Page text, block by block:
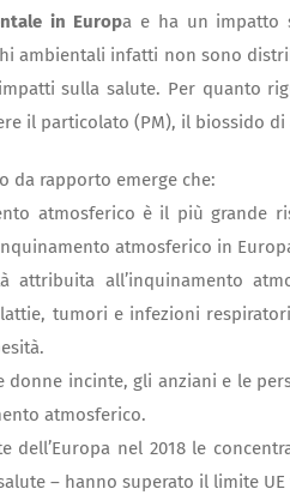
in Europa e ha un impatto
ambientali infatti non sono
sulla salute. Per quanto
il particolato (PM), il biossido di
da rapporto emerge che:
atmosferico è il più grande
atmosferico in
attribuita all’inquinamento
tumori e infezioni
donne incinte, gli anziani e le
atmosferico.
dell’Europa nel 2018 le
– hanno superato il limite